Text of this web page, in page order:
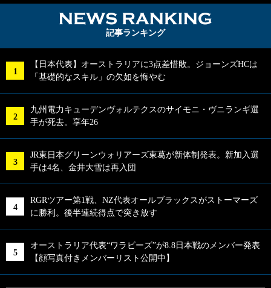
記事ランキング
【日本代表】オーストラリアに3点差惜敗。ジョーンズHCは
「基礎的なスキル」の欠如を悔やむ
九州電力キューデンヴォルテクスのサイモニ・ヴニランギ選
手が死去。享年26
JR東日本グリーンウォリアーズ東葛が新体制発表。新加入選
手は4名、金井大雪は再入団
RGRツアー第1戦、NZ代表オールブラックスがストーマーズ
に勝利。後半連続得点で突き放す
オーストラリア代表“ワラビーズ”が8.8日本戦のメンバー発表
【顔写真付きメンバーリスト公開中】